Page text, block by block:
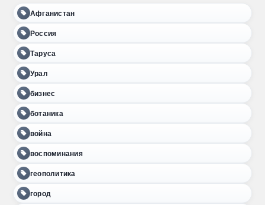
Афганистан
Россия
Таруса
Урал
бизнес
ботаника
война
воспоминания
геополитика
город